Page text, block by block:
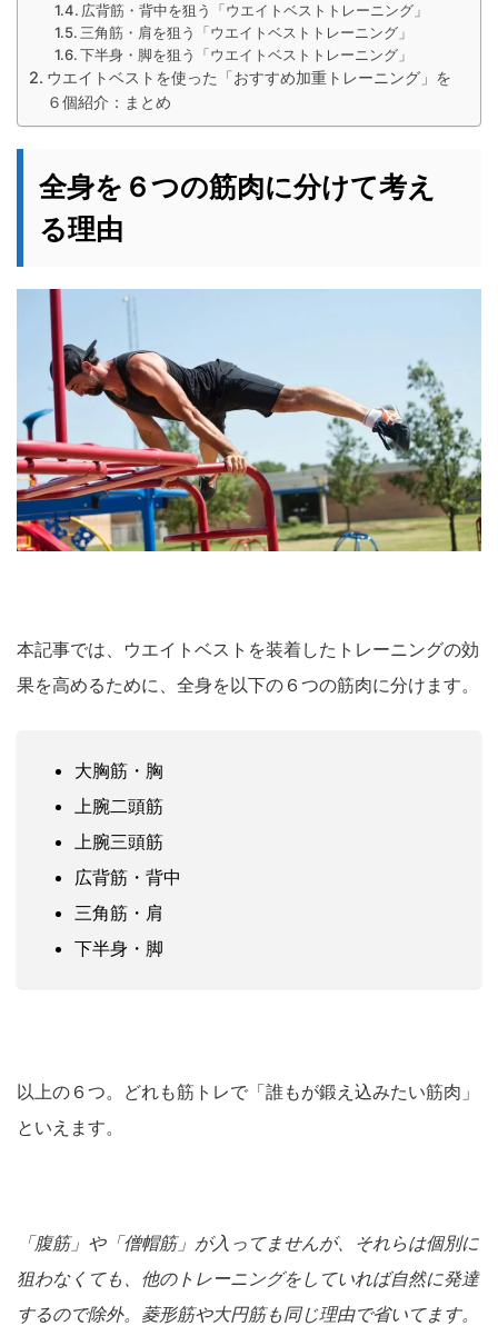
広背筋・背中を狙う「ウエイトベストトレーニング」
三角筋・肩を狙う「ウエイトベストトレーニング」
下半身・脚を狙う「ウエイトベストトレーニング」
ウエイトベストを使った「おすすめ加重トレーニング」を
６個紹介：まとめ
全身を６つの筋肉に分けて考え
る理由
本記事では、ウエイトベストを装着したトレーニングの効
果を高めるために、全身を以下の６つの筋肉に分けます。
大胸筋・胸
上腕二頭筋
上腕三頭筋
広背筋・背中
三角筋・肩
下半身・脚
以上の６つ。どれも筋トレで「誰もが鍛え込みたい筋肉」
といえます。
「腹筋」や「僧帽筋」が入ってませんが、それらは個別に
狙わなくても、他のトレーニングをしていれば自然に発達
するので除外。菱形筋や大円筋も同じ理由で省いてます。